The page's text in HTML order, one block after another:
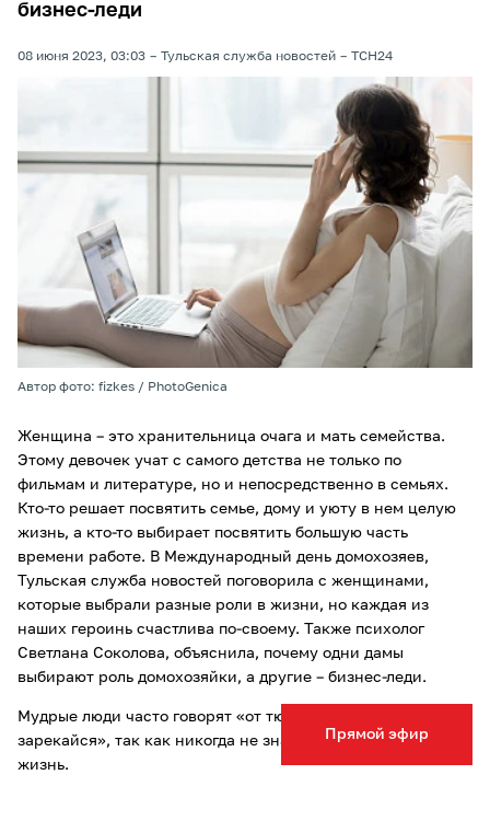
Прямой эфир
бизнес-леди
08 июня 2023, 03:03 Тульская служба новостей ТСН24
Автор фото: fizkes / PhotoGenica
Женщина – это хранительница очага и мать семейства.
Этому девочек учат с самого детства не только по
фильмам и литературе, но и непосредственно в семьях.
Кто-то решает посвятить семье, дому и уюту в нем целую
жизнь, а кто-то выбирает посвятить большую часть
времени работе. В Международный день домохозяев,
Тульская служба новостей поговорила с женщинами,
которые выбрали разные роли в жизни, но каждая из
наших героинь счастлива по-своему. Также психолог
Светлана Соколова, объяснила, почему одни дамы
выбирают роль домохозяйки, а другие – бизнес-леди.
Мудрые люди часто говорят «от тюрьмы и от сумы не
зарекайся», так как никогда не знаешь, как повернется
жизнь.